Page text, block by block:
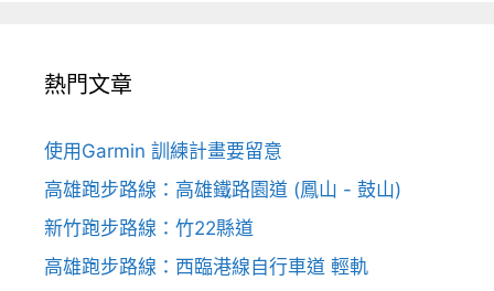
熱門文章
使用Garmin 訓練計畫要留意
高雄跑步路線：高雄鐵路園道 (鳳山 - 鼓山)
新竹跑步路線：竹22縣道
高雄跑步路線：西臨港線自行車道 輕軌